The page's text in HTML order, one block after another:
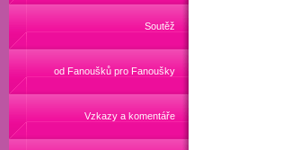
Soutěž
od Fanoušků pro Fanoušky
Vzkazy a komentáře